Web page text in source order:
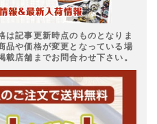
記事更新時点のものとなりま
品や価格が変更となっている場
店舗までお問合わせ下さい。